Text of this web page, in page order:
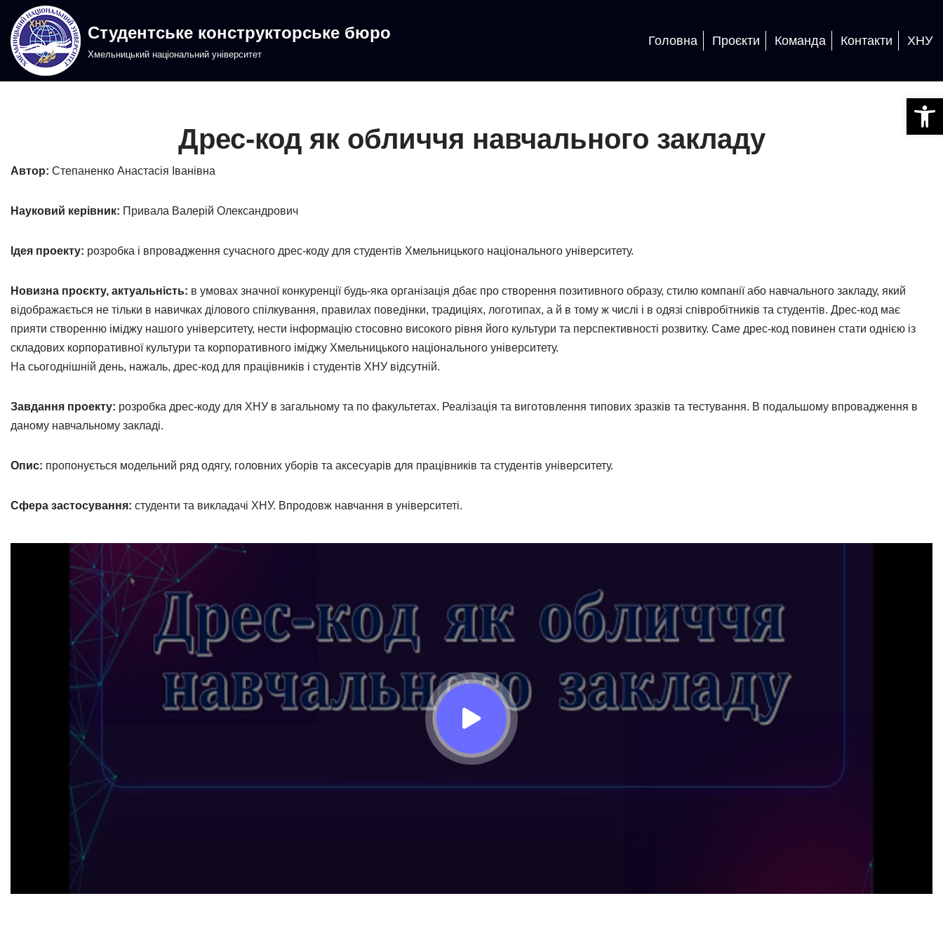
Перейти
до
вмісту
Студентське конструкторське бюро
Хмельницький національний університет
Головна Проєкти Команда Контакти ХНУ
Дрес-код як обличчя навчального закладу
Автор: Степаненко Анастасія Іванівна
Науковий керівник: Привала Валерій Олександрович
Ідея проекту: розробка і впровадження сучасного дрес-коду для студентів Хмельницького національного університету.
Новизна проєкту, актуальність: в умовах значної конкуренції будь-яка організація дбає про створення позитивного образу, стилю компанії або навчального закладу, який
відображається не тільки в навичках ділового спілкування, правилах поведінки, традиціях, логотипах, а й в тому ж числі і в одязі співробітників та студентів. Дрес-код має
прияти створенню іміджу нашого університету, нести інформацію стосовно високого рівня його культури та перспективності розвитку. Саме дрес-код повинен стати однією із
складових корпоративної культури та корпоративного іміджу Хмельницького національного університету.
На сьогоднішній день, нажаль, дрес-код для працівників і студентів ХНУ відсутній.
Завдання проекту: розробка дрес-коду для ХНУ в загальному та по факультетах. Реалізація та виготовлення типових зразків та тестування. В подальшому впровадження в
даному навчальному закладі.
Опис: пропонується модельний ряд одягу, головних уборів та аксесуарів для працівників та студентів університету.
Сфера застосування: студенти та викладачі ХНУ. Впродовж навчання в університеті.